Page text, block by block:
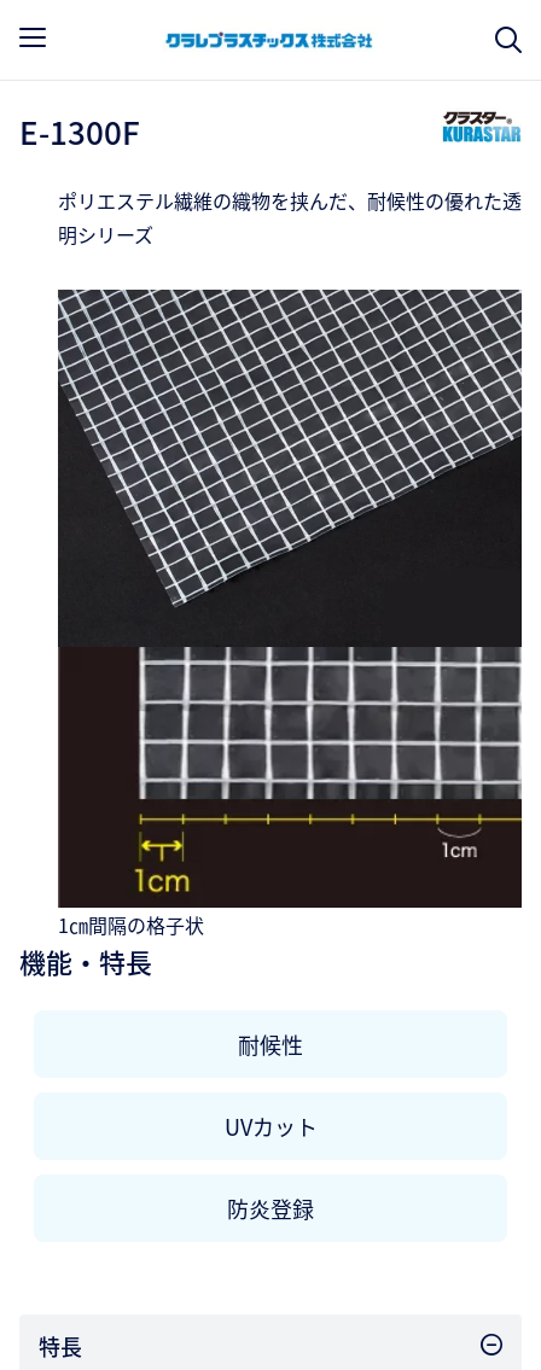
E-1300F
ポリエステル繊維の織物を挟んだ、耐候性の優れた透
明シリーズ
1㎝間隔の格子状
機能・特長
耐候性
UVカット
防炎登録
特長